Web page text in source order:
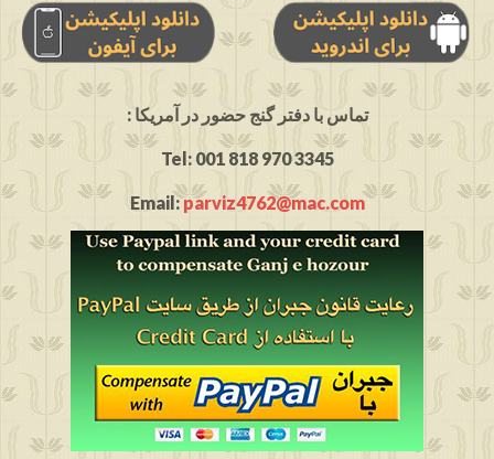
: تماس با دفتر گنج حضور در آمریکا
Tel: 001 818 970 3345
Email:parviz4762@mac.com